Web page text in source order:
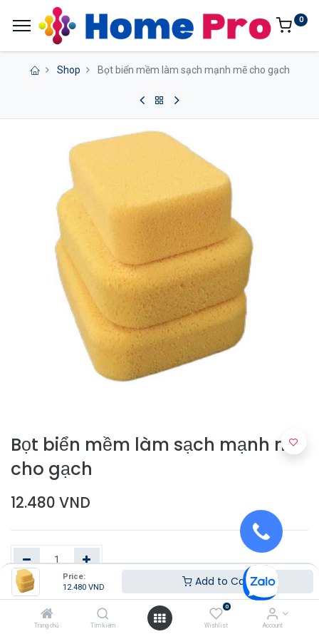
Price:
12.480 VND Add to Cart
Trang chủ Tìm kiếm
0
Wishlist Account
0
Shop Bọt biển mềm làm sạch mạnh mẽ cho gạch
Bọt biển mềm làm sạch mạnh mẽ
cho gạch
12.480 VND
Thêm vào giỏ hàng